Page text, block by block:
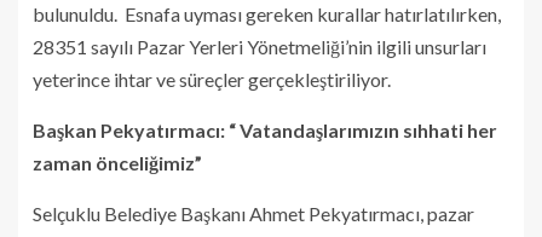
bulunuldu. Esnafa uyması gereken kurallar hatırlatılırken,
28351 sayılı Pazar Yerleri Yönetmeliği’nin ilgili unsurları
yeterince ihtar ve süreçler gerçekleştiriliyor.
Başkan Pekyatırmacı: “ Vatandaşlarımızın sıhhati her
zaman önceliğimiz”
Selçuklu Belediye Başkanı Ahmet Pekyatırmacı, pazar